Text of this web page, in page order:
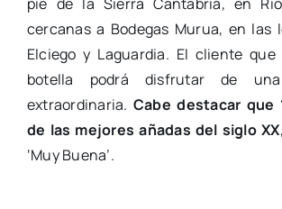
pie de la Sierra Cantabria, en
cercanas a Bodegas Murua, en las
Elciego y Laguardia. El cliente
botella podrá disfrutar de una
extraordinaria. Cabe destacar que
de las mejores añadas del siglo XX
‘Muy Buena’.